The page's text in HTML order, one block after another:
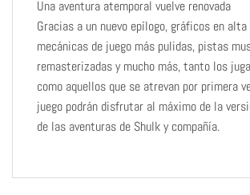
Una aventura atemporal vuelve renovada
Gracias a un nuevo epílogo, gráficos en
mecánicas de juego más pulidas, pistas
remasterizadas y mucho más, tanto los
como aquellos que se atrevan por primera
juego podrán disfrutar al máximo de la
de las aventuras de Shulk y compañía.